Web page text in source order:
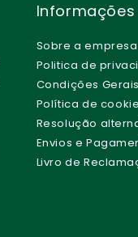
Informações
Sobre a empresa
Politica de
Condições
Política de
Resolução
Envios e
Livro de